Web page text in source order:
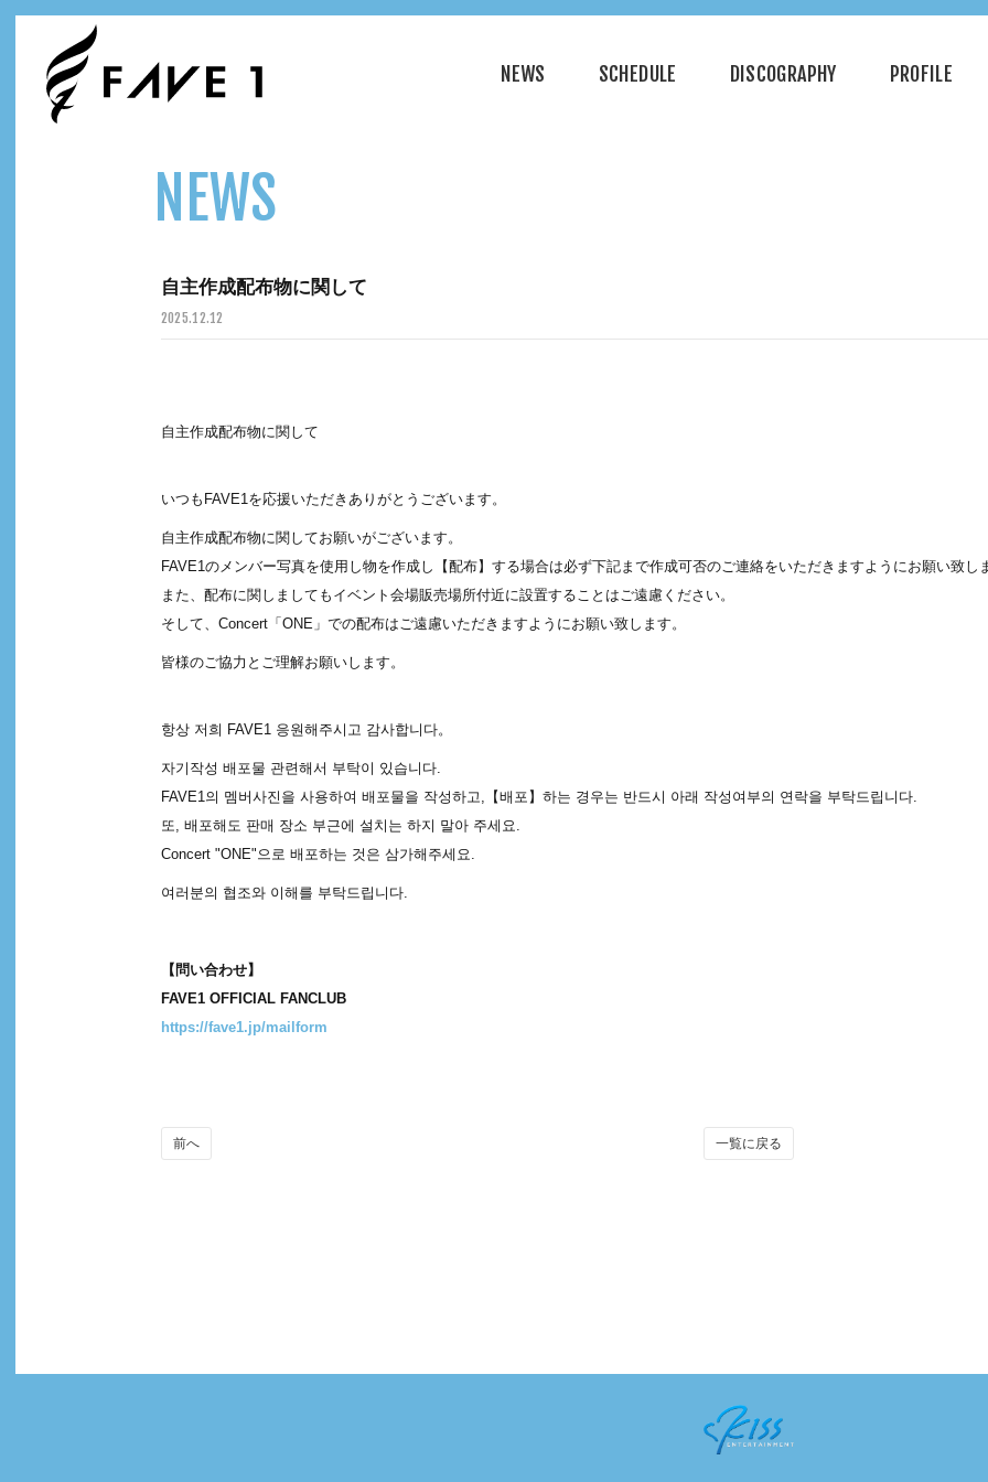
NEWS SCHEDULE DISCOGRAPHY PROFILE
NEWS
自主作成配布物に関して
2025.12.12
自主作成配布物に関して
いつもFAVE1を応援いただきありがとうございます。
自主作成配布物に関してお願いがございます。
FAVE1のメンバー写真を使用し物を作成し【配布】する場合は必ず下記まで作成可否のご連絡をいただきますようにお願い致し
また、配布に関しましてもイベント会場販売場所付近に設置することはご遠慮ください。
そして、Concert「ONE」での配布はご遠慮いただきますようにお願い致します。
皆様のご協力とご理解お願いします。
항상 저희 FAVE1 응원해주시고 감사합니다。
자기작성 배포물 관련해서 부탁이 있습니다.
FAVE1의 멤버사진을 사용하여 배포물을 작성하고,【배포】하는 경우는 반드시 아래 작성여부의 연락을 부탁드립니다.
또, 배포해도 판매 장소 부근에 설치는 하지 말아 주세요.
Concert "ONE"으로 배포하는 것은 삼가해주세요.
여러분의 협조와 이해를 부탁드립니다.
【問い合わせ】
FAVE1 OFFICIAL FANCLUB
https://fave1.jp/mailform
前へ 一覧に戻る